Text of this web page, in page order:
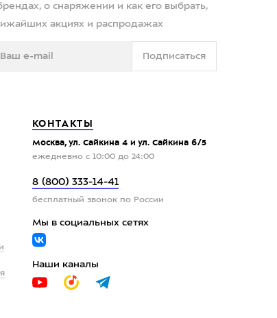
о снаряжении и как его выбрать,
акциях и распродажах
Подписаться
КОНТАКТЫ
Москва, ул. Сайкина 4 и ул. Сайкина 6/5
ежедневно с 10:00 до 24:00
8 (800) 333-14-41
бесплатный звонок по России
Мы в социальных сетях
Наши каналы